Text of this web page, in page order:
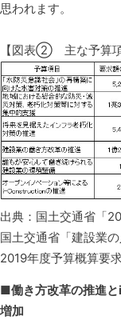
思われます。
【図表② 主な予算項
出典：国土交通省「
国土交通省「建設業
2019年度予算概算要
■働き方改革の推進
増加